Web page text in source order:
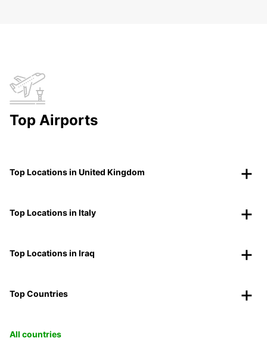
Top Airports
Top Locations in United Kingdom
Top Locations in Italy
Top Locations in Iraq
Top Countries
All countries